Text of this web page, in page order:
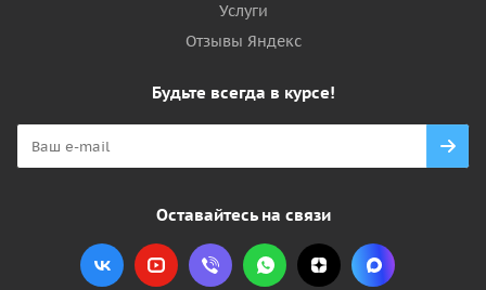
Услуги
Отзывы Яндекс
Будьте всегда в курсе!
Оставайтесь на связи